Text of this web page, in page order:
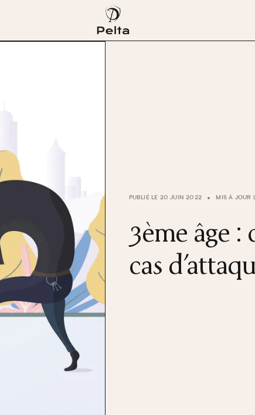
PUBLIÉ LE 20 JUIN 2022 MIS À JOUR
3ème âge
cas